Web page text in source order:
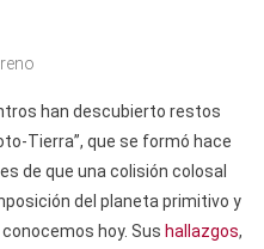
han descubierto restos
Tierra”, que se formó hace
de que una colisión colosal
del planeta primitivo y
hoy. Sus hallazgos,